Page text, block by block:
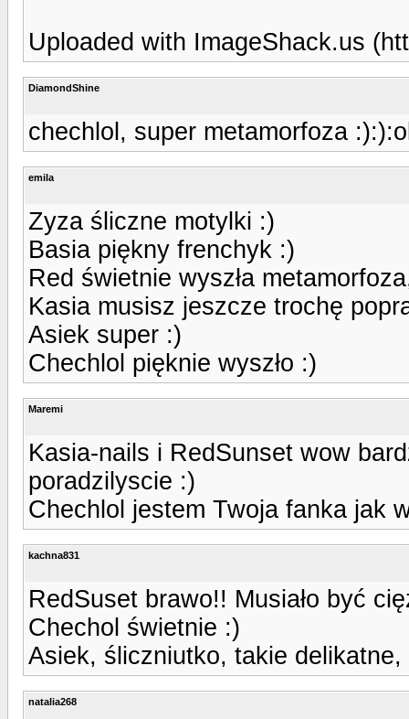
Uploaded with ImageShack.us
DiamondShine
chechlol, super metamorfoza
emila
Zyza śliczne motylki :)
Basia piękny frenchyk :)
Red świetnie wyszła
Kasia musisz jeszcze trochę
Asiek super :)
Chechlol pięknie wyszło :)
Maremi
Kasia-nails i RedSunset wow
poradzilyscie :)
Chechlol jestem Twoja fanka jak
kachna831
RedSuset brawo!! Musiało być
Chechol świetnie :)
Asiek, śliczniutko, takie delikatne,
natalia268